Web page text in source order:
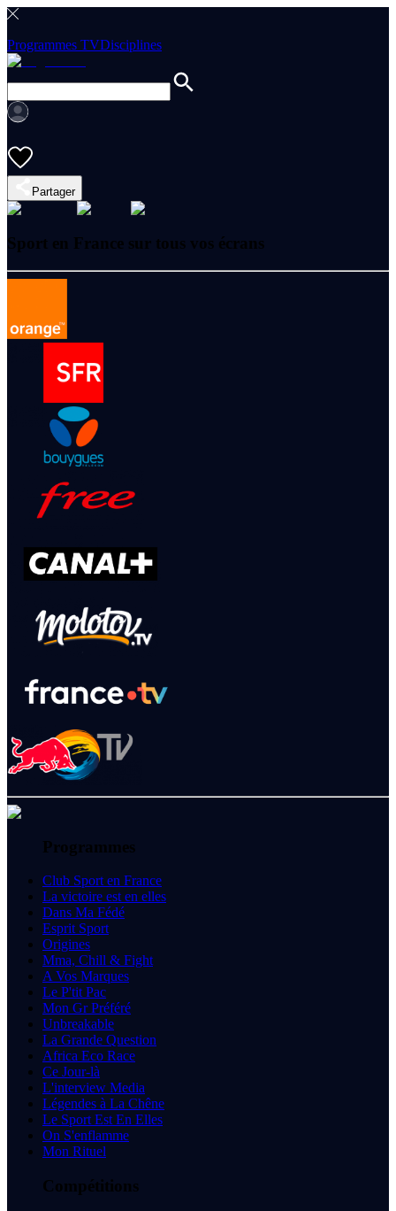
Programmes TVDisciplines
Partager
Sport en France sur tous vos écrans
Programmes
Club Sport en France
La victoire est en elles
Dans Ma Fédé
Esprit Sport
Origines
Mma, Chill & Fight
A Vos Marques
Le P'tit Pac
Mon Gr Préféré
Unbreakable
La Grande Question
Africa Eco Race
Ce Jour-là
L'interview Media
Légendes à La Chêne
Le Sport Est En Elles
On S'enflamme
Mon Rituel
Compétitions